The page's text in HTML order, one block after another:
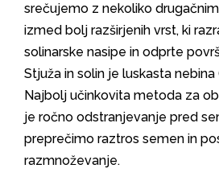
srečujemo z nekoliko
izmed bolj razširjenih vrst, ki
solinarske nasipe in odprte
Stjuža in solin je luskasta nebina
Najbolj učinkovita metoda za
je ročno odstranjevanje pred
preprečimo raztros semen in
razmnoževanje.